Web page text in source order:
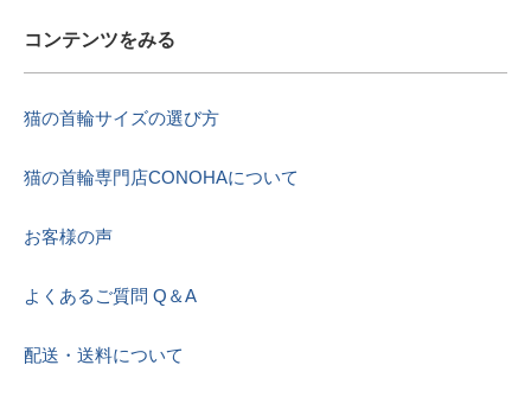
コンテンツをみる
猫の首輪サイズの選び方
猫の首輪専門店CONOHAについて
お客様の声
よくあるご質問 Q＆A
配送・送料について